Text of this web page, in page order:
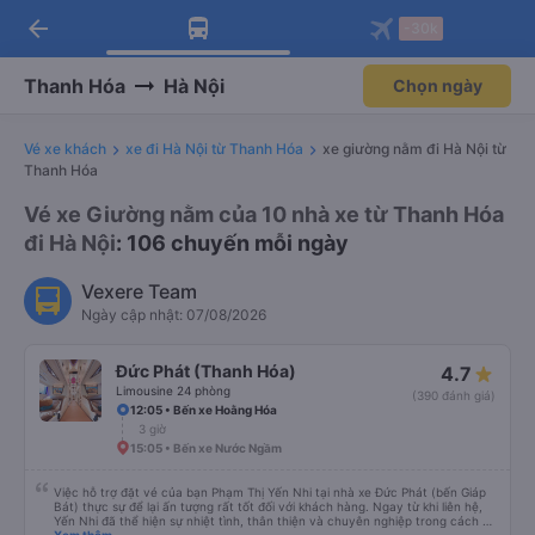
Tải app Vexere ngay!
Nhận ưu đãi thành viên độc
Mở app
Tải app Vexere
-30k/ghế khi đặt vé máy bay qua
Mở app
arrow_back
Thanh Hóa Hà Nội Chọn ngày
Vé xe khách xe đi Hà Nội từ Thanh Hóa
xe giường nằm đi Hà Nội từ
Thanh Hóa
Vé xe Giường nằm của 10 nhà xe từ Thanh Hóa
đi Hà Nội: 106 chuyến mỗi ngày
Vexere Team
Ngày cập nhật: 07/08/2026
Đức Phát (Thanh Hóa)
Limousine 24 phòng
4.7
(390 đánh giá)
12:05 • Bến xe Hoằng Hóa
3 giờ
15:05 • Bến xe Nước Ngầm
Việc hỗ trợ đặt vé của bạn Phạm Thị Yến Nhi tại nhà xe Đức Phát (bến Giáp
Bát) thực sự để lại ấn tượng rất tốt đối với khách hàng. Ngay từ khi liên hệ,
Yến Nhi đã thể hiện sự nhiệt tình, thân thiện và chuyên nghiệp trong cách tư